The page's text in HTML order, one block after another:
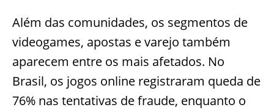
Além das comunidades, os segmentos de
videogames, apostas e varejo também
aparecem entre os mais afetados. No
Brasil, os jogos online registraram queda de
76% nas tentativas de fraude, enquanto o